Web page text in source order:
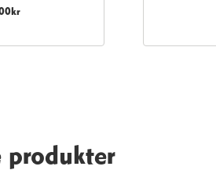
kr
produkter